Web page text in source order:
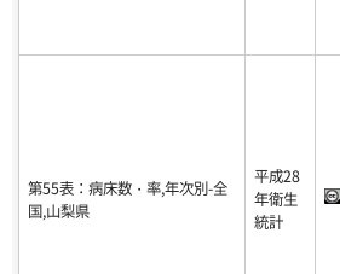
第55表：病床数・率,年次別-全
国,山梨県
平成28
年衛生
統計